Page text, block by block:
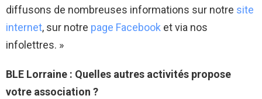
diffusons de nombreuses informations sur notre site
internet, sur notre page Facebook et via nos
infolettres. »
BLE Lorraine : Quelles autres activités propose
votre association ?